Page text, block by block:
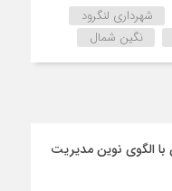
شهرداری لنگرود
نگین شمال
الگوی نوین مدیریت